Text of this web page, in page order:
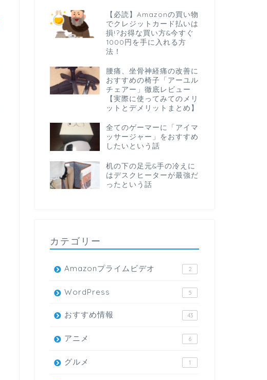
【必読】Amazonの買い物
でクレジットカード払いは
損!?お得な買い方&今すぐ
1000円を手に入れる方
法！
腰痛、坐骨神経痛の改善に
おすすめの椅子「アーユル
チェアー」徹底レビュー
【実際に使ってみてのメリ
ットとデメリットまとめ】
全てのゲーマーに「アイマ
ッサージャー」をおすすめ
したいという話
机の下の足元&手の冷えに
はデスクヒーターが最強だ
ったという話
カテゴリー
Amazonプライムビデオ 2
WordPress 5
おすすめ情報 43
アニメ 6
グルメ 1